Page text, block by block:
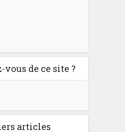
vous de ce site ?
articles